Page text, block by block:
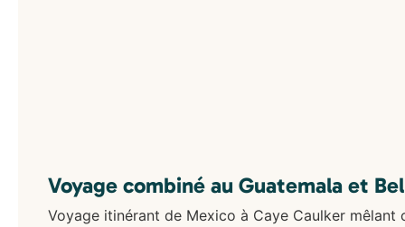
Voyage combiné au Guatemala et
Voyage itinérant de Mexico à Caye Caulker mêlant